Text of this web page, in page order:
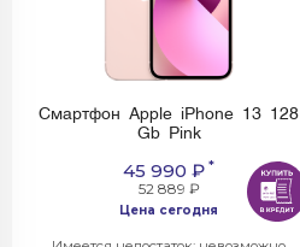
Смартфон Apple iPhone 13 128
Gb Pink
45 990 ₽ *
52 889 ₽
Цена сегодня